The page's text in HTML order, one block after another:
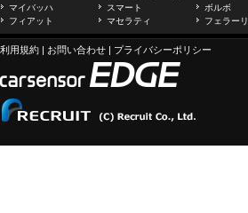
マイバッハ
スマート ボルボ
フィアット
マセラティ フェラーリ
利用規約 | お問い合わせ | プライバシーポリシー